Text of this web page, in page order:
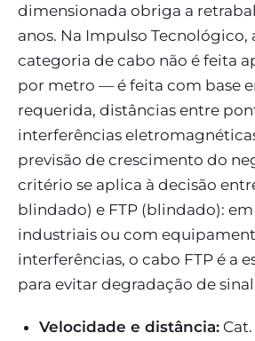
dimensionada obriga a
anos. Na Impulso Tecnológico,
categoria de cabo não é feita
por metro — é feita com base
requerida, distâncias entre
interferências
previsão de crescimento do
critério se aplica à decisão
blindado) e FTP (blindado):
industriais ou com
interferências, o cabo FTP é a
para evitar degradação de
Velocidade e distância: